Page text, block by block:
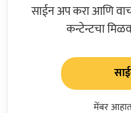
साईन अप करा आणि
कन्टेन्टचा
मेंबर